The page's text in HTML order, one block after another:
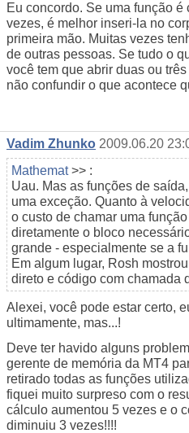
Eu concordo. Se uma função
vezes, é melhor inseri-la no
primeira mão. Muitas vezes
de outras pessoas. Se tudo o
você tem que abrir duas ou
não confundir o que acontece
Vadim Zhunko 2009.06.20
Mathemat>> :
Uau. Mas as funções de
uma exceção. Quanto à
o custo de chamar uma
diretamente o bloco
grande - especialmente se a
Em algum lugar, Rosh
direto e código com chamada
Alexei, você pode estar certo,
ultimamente, mas...!
Deve ter havido alguns
gerente de memória da MT4
retirado todas as funções
fiquei muito surpreso com o
cálculo aumentou 5 vezes e o
diminuiu 3 vezes!!!!